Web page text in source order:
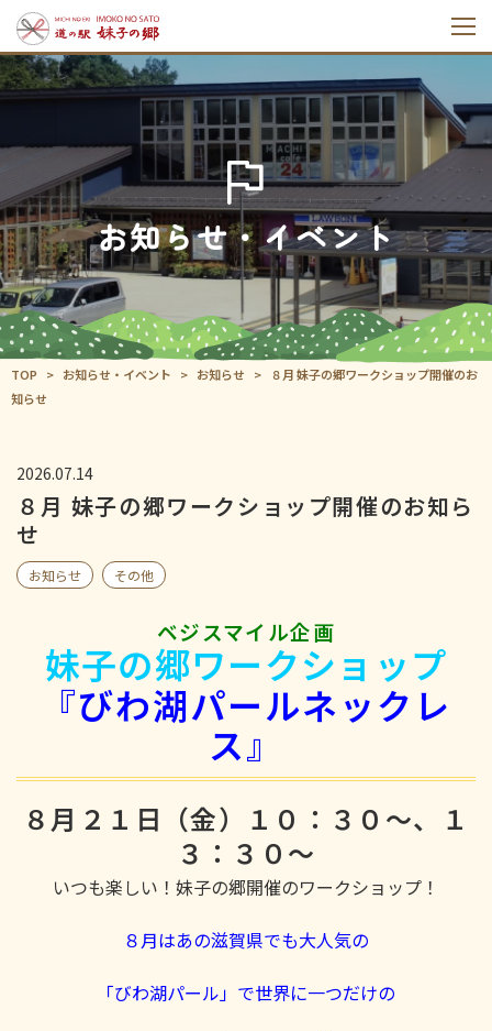
お知らせ・イベント
TOP お知らせ・イベント お知らせ
８月 妹子の郷ワークショップ開催のお
知らせ
2026.07.14
８月 妹子の郷ワークショップ開催のお知ら
せ
お知らせ その他
ベジスマイル企画
妹子の郷ワークショップ
『びわ湖パールネックレ
ス』
８月２１日（金）１０：３０～、１
３：３０～
いつも楽しい！妹子の郷開催のワークショップ！
８月はあの滋賀県でも大人気の
「びわ湖パール」で世界に一つだけの